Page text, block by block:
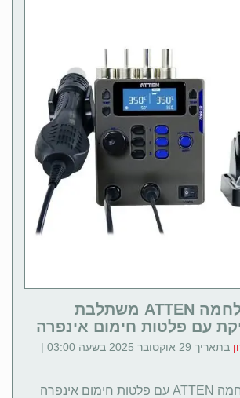
איך תחנת הלחמה ATTEN משתלבת
עם פלטות חימום אינפרה
בתאריך 29 אוקטובר 2025 בשעה 03:00 |
שילוב מכשור הלחמה ATTEN עם פלטות חימום אינפרה